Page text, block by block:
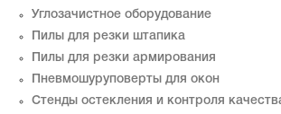
Углозачистное оборудование
Пилы для резки штапика
Пилы для резки армирования
Пневмошуруповерты для окон
Стенды остекления и контроля